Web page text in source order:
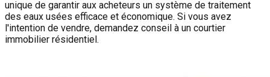
unique de garantir aux acheteurs un système de traitement
des eaux usées efficace et économique. Si vous avez
l'intention de vendre, demandez conseil à un courtier
immobilier résidentiel.